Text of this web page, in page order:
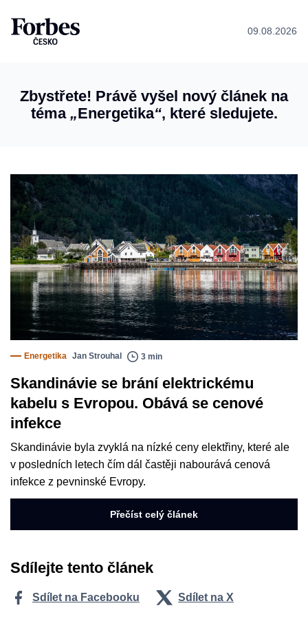
09.08.2026
Zbystřete! Právě vyšel nový článek na
téma „Energetika“, které sledujete.
Energetika Jan Strouhal 3 min
Skandinávie se brání elektrickému
kabelu s Evropou. Obává se cenové
infekce
Skandinávie byla zvyklá na nízké ceny elektřiny, které ale
v posledních letech čím dál častěji nabourává cenová
infekce z pevninské Evropy.
Přečíst celý článek
Sdílejte tento článek
Sdílet na Facebooku Sdílet na X